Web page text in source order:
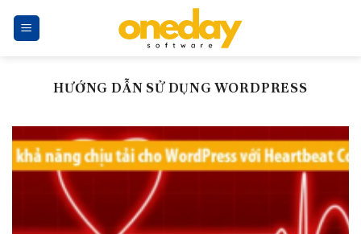
HƯỚNG DẪN SỬ DỤNG WORDPRESS